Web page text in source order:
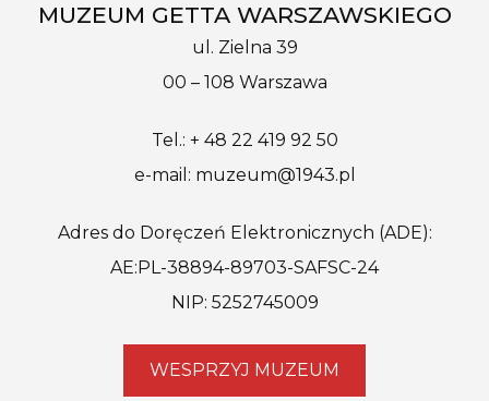
MUZEUM GETTA WARSZAWSKIEGO
ul. Zielna 39
00 – 108 Warszawa
Tel.: + 48 22 419 92 50
e-mail: muzeum@1943.pl
Adres do Doręczeń Elektronicznych (ADE):
AE:PL-38894-89703-SAFSC-24
NIP: 5252745009
WESPRZYJ MUZEUM